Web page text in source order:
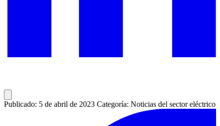
Publicado: 5 de abril de 2023 Categoría: Noticias del sector eléctrico